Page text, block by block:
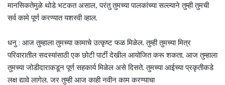
मानसिकतेमुळे थोडे भटकत असाल, परंतु तुमच्या पालकांच्या सल्ल्याने तुम्ही तुमची
सर्व कामे पूर्ण करण्यात यशस्वी व्हाल.
धनु : आज तुम्हाला तुमच्या कामाचे उत्कृष्ट फळ मिळेल. तुम्ही तुमच्या मित्र
परिवारातील सदस्यांसाठी एक छोटी पार्टी देखील आयोजित करू शकता. आज तुम्हाला
तुमच्या जोडीदाराकडून पूर्ण सहकार्य मिळेल असे दिसते. तुमच्या आईच्या प्रकृतीकडे
लक्ष द्यावे लागेल. जर तुम्ही आज काही नवीन काम करण्याचा